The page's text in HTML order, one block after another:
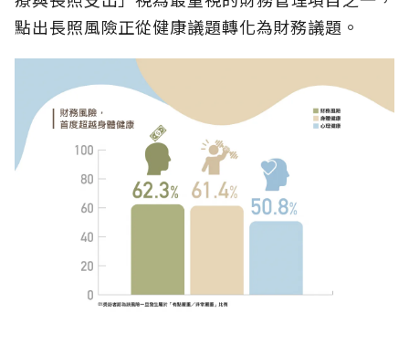
點出長照風險正從健康議題轉化為財務議題。